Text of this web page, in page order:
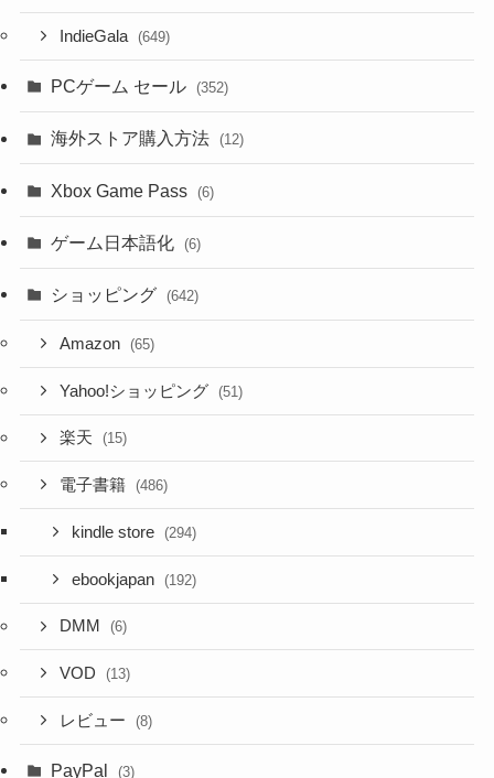
IndieGala (649)
PCゲーム セール (352)
海外ストア購入方法 (12)
Xbox Game Pass (6)
ゲーム日本語化 (6)
ショッピング (642)
Amazon (65)
Yahoo!ショッピング (51)
楽天 (15)
電子書籍 (486)
kindle store (294)
ebookjapan (192)
DMM (6)
VOD (13)
レビュー (8)
PayPal (3)